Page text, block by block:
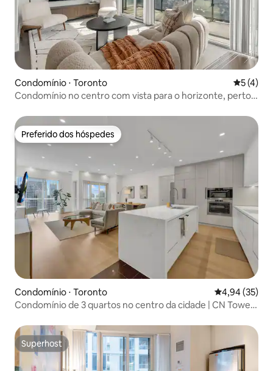
Condomínio ⋅ Toronto 5 de
5 (4)
Condomínio no centro com vista para o horizonte, perto
Preferido dos hóspedes
Preferido dos hóspedes
Condomínio ⋅ Toronto 4,94 de uma
4,94 (35)
Condomínio de 3 quartos no centro da cidade | CN Tower
Superhost
Superhost